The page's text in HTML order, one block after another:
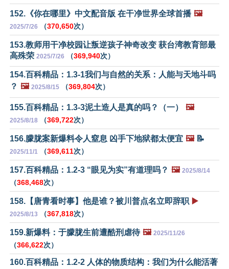
152.《你在哪里》中文配音版 在干净世界全球首播 🖼️
2025/7/26 （370,650次）
153.教师用干净校园让叛逆孩子神奇改变 获台湾教育部最
高殊荣 2025/7/26 （369,940次）
154.百科精品：1.3-1我们与自然的关系：人能与天地斗吗
？ 🖼️ 2025/8/15 （369,804次）
155.百科精品：1.3-3泥土造人是真的吗？（一） 🖼️
2025/8/18 （369,722次）
156.朦胧案新爆料令人窒息 凶手下地狱都太便宜 🖼️📝
2025/11/1 （369,611次）
157.百科精品：1.2-3 “眼见为实”有道理吗？ 🖼️ 2025/8/14
（368,468次）
158.【唐青看时事】他是谁？被川普点名立即辞职 ▶️
2025/8/13 （367,818次）
159.新爆料：于朦胧生前遭酷刑虐待 🖼️ 2025/11/26
（366,622次）
160.百科精品：1.2-2 人体的物质结构：我们为什么能活著